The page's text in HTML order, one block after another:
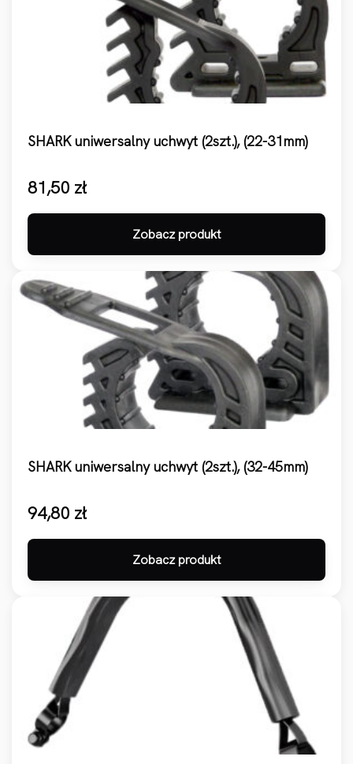
SHARK uniwersalny uchwyt (2szt.), (22-31mm)
81,50 zł
Zobacz produkt
SHARK uniwersalny uchwyt (2szt.), (32-45mm)
94,80 zł
Zobacz produkt